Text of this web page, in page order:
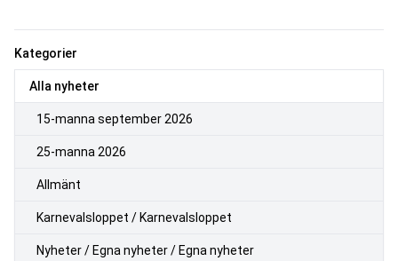
Kategorier
Alla nyheter
15-manna september 2026
25-manna 2026
Allmänt
Karnevalsloppet / Karnevalsloppet
Nyheter / Egna nyheter / Egna nyheter